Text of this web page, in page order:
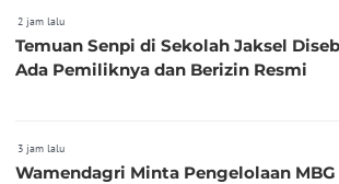
2 jam lalu
Temuan Senpi di Sekolah Jaksel
Ada Pemiliknya dan Berizin Resmi
3 jam lalu
Wamendagri Minta Pengelolaan MBG